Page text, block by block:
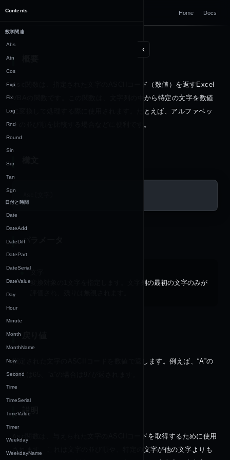
Home Docs
‹
Contents
数学関連
Abs
Atn
Cos
Exp
Fix
Log
Rnd
Round
Sin
Sqr
Tan
Sgn
日付と時間
Date
DateAdd
DateDiff
DatePart
DateSerial
DateValue
Day
Hour
Minute
Month
MonthName
Now
Second
Time
TimeSerial
TimeValue
Timer
Weekday
WeekdayName
Asc
関数は、指定された文字のASCIIコード（数値）を返すExcel
VBAの関数です。この関数は、文字列の中から特定の文字を数値
に変換して処理する際に使用されます。たとえば、アルファベッ
トの並び順を比較する場合などに便利です。
パラメータ
変換対象の1文字を指定します。文字列の最初の文字のみが
指定された文字のASCIIコードを数値で返します。例えば、“A”の
場合は65、“a”の場合は97が返されます。
説明
Asc
関数は、与えられた文字のASCIIコードを取得するために使用
されます。これは文字の並び順や、特定の文字が他の文字よりも